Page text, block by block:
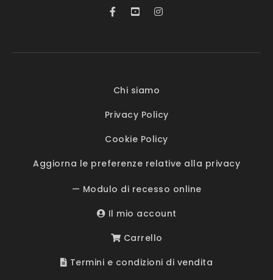
Chi siamo
Privacy Policy
Cookie Policy
Aggiorna le preferenze relative alla privacy
— Modulo di recesso online
Il mio account
Carrello
Termini e condizioni di vendita